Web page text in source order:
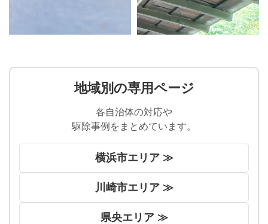
地域別の専用ページ
各自治体の対応や
駆除事例をまとめています。
横浜市エリア ≫
川崎市エリア ≫
県央エリア ≫